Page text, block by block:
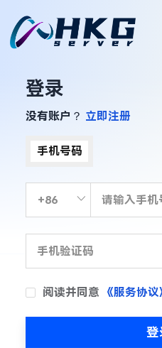
登录
没有账户？ 立即注册
手机号码
阅读并同意 《服务协议
登